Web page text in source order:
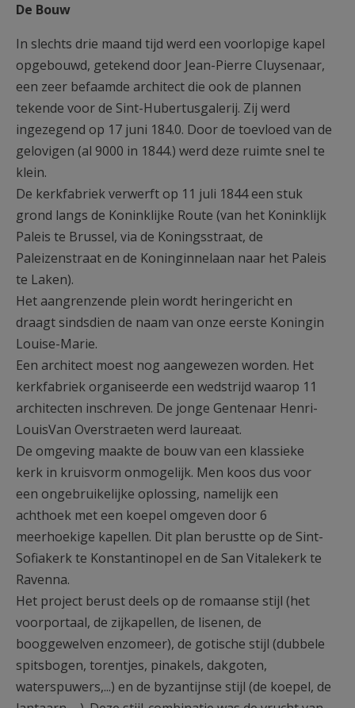
De Bouw
In slechts drie maand tijd werd een voorlopige kapel
opgebouwd, getekend door Jean-Pierre Cluysenaar,
een zeer befaamde architect die ook de plannen
tekende voor de Sint-Hubertusgalerij. Zij werd
ingezegend op 17 juni 184.0. Door de toevloed van de
gelovigen (al 9000 in 1844.) werd deze ruimte snel te
klein.
De kerkfabriek verwerft op 11 juli 1844 een stuk
grond langs de Koninklijke Route (van het Koninklijk
Paleis te Brussel, via de Koningsstraat, de
Paleizenstraat en de Koninginnelaan naar het Paleis
te Laken).
Het aangrenzende plein wordt heringericht en
draagt sindsdien de naam van onze eerste Koningin
Louise-Marie.
Een architect moest nog aangewezen worden. Het
kerkfabriek organiseerde een wedstrijd waarop 11
architecten inschreven. De jonge Gentenaar Henri-
LouisVan Overstraeten werd laureaat.
De omgeving maakte de bouw van een klassieke
kerk in kruisvorm onmogelijk. Men koos dus voor
een ongebruikelijke oplossing, namelijk een
achthoek met een koepel omgeven door 6
meerhoekige kapellen. Dit plan berustte op de Sint-
Sofiakerk te Konstantinopel en de San Vitalekerk te
Ravenna.
Het project berust deels op de romaanse stijl (het
voorportaal, de zijkapellen, de lisenen, de
booggewelven enzomeer), de gotische stijl (dubbele
spitsbogen, torentjes, pinakels, dakgoten,
waterspuwers,...) en de byzantijnse stijl (de koepel, de